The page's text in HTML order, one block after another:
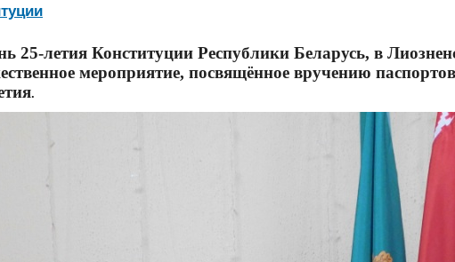
25-летия Конституции Республики Беларусь, в
мероприятие, посвящённое вручению
.